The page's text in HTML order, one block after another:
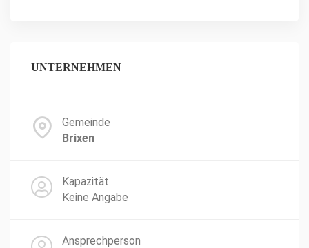
UNTERNEHMEN
Gemeinde
Brixen
Kapazität
Keine Angabe
Ansprechperson